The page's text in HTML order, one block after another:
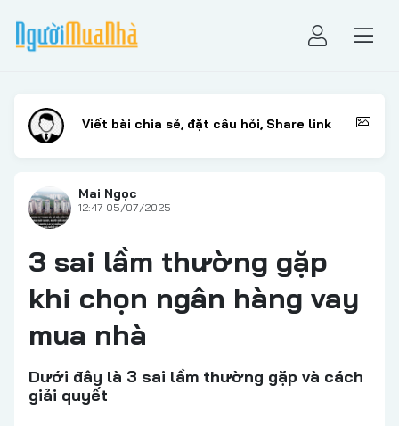
Mai Ngọc
12:47 05/07/2025
3 sai lầm thường gặp
khi chọn ngân hàng vay
mua nhà
Dưới đây là 3 sai lầm thường gặp và cách
giải quyết